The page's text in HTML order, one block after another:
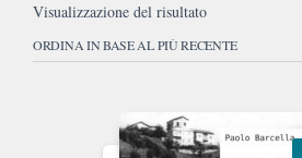
Visualizzazione del risultato